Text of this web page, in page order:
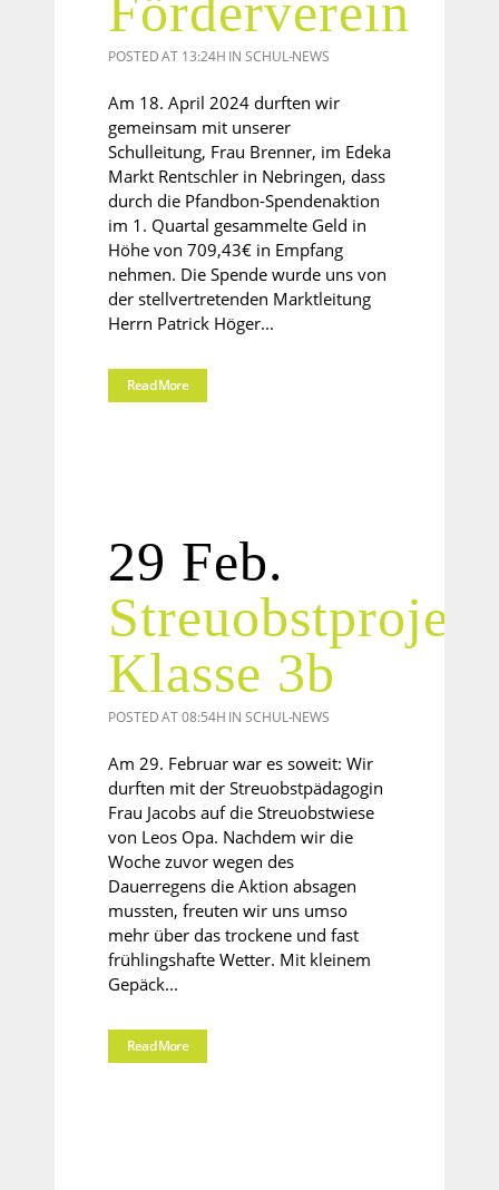
POSTED AT 13:24H INSCHUL-NEWS
Am 18. April 2024 durften wir
gemeinsam mit unserer
Schulleitung, Frau Brenner, im Edeka
Markt Rentschler in Nebringen, dass
durch die Pfandbon-Spendenaktion
im 1. Quartal gesammelte Geld in
Höhe von 709,43€ in Empfang
nehmen. Die Spende wurde uns von
der stellvertretenden Marktleitung
Herrn Patrick Höger...
Read More
29 Feb.
Streuobstprojekt
Klasse 3b
POSTED AT 08:54H INSCHUL-NEWS
Am 29. Februar war es soweit: Wir
durften mit der Streuobstpädagogin
Frau Jacobs auf die Streuobstwiese
von Leos Opa. Nachdem wir die
Woche zuvor wegen des
Dauerregens die Aktion absagen
mussten, freuten wir uns umso
mehr über das trockene und fast
frühlingshafte Wetter. Mit kleinem
Gepäck...
Read More